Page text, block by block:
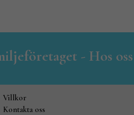
- Hos
Villkor
Kontakta oss